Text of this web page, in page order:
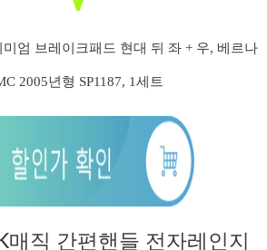
엄 브레이크패드 현대 뒤 좌 + 우, 베르나
2005년형 SP1187, 1세트